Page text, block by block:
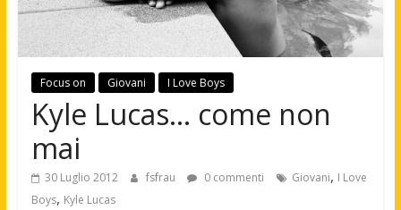
Focus on Giovani I Love Boys
Kyle Lucas… come non
mai
30 Luglio 2012 fsfrau 0 commenti Giovani, I Love
Boys, Kyle Lucas